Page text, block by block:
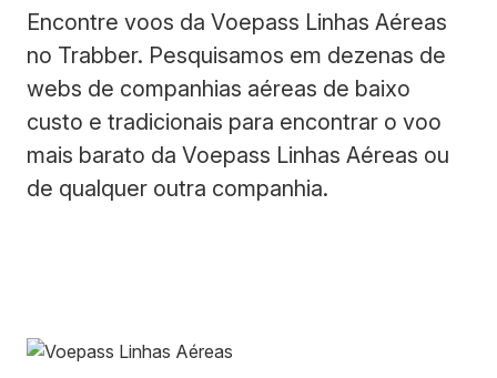
Encontre voos da Voepass Linhas Aéreas
no Trabber. Pesquisamos em dezenas de
webs de companhias aéreas de baixo
custo e tradicionais para encontrar o voo
mais barato da Voepass Linhas Aéreas ou
de qualquer outra companhia.